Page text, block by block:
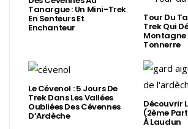
Tanargue : Un Mini-Trek
En Senteurs Et
Enchanteur
Tour Du
Trek Qui
Montagne
Tonnerre
Le Cévenol : 5 Jours De
Trek Dans Les Vallées
Oubliées Des Cévennes
D’Ardèche
Découvrir
(2ème
À Laudun